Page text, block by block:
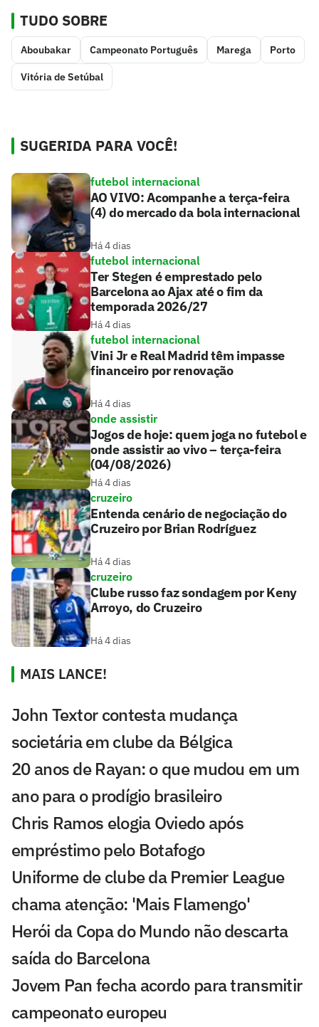
TUDO SOBRE
Aboubakar Campeonato Português Marega Porto
Vitória de Setúbal
SUGERIDA PARA VOCÊ!
futebol internacional
AO VIVO: Acompanhe a terça-feira
(4) do mercado da bola internacional
Há 4 dias
futebol internacional
Ter Stegen é emprestado pelo
Barcelona ao Ajax até o fim da
temporada 2026/27
Há 4 dias
futebol internacional
Vini Jr e Real Madrid têm impasse
financeiro por renovação
Há 4 dias
onde assistir
Jogos de hoje: quem joga no futebol e
onde assistir ao vivo – terça-feira
(04/08/2026)
Há 4 dias
cruzeiro
Entenda cenário de negociação do
Cruzeiro por Brian Rodríguez
Há 4 dias
cruzeiro
Clube russo faz sondagem por Keny
Arroyo, do Cruzeiro
Há 4 dias
MAIS LANCE!
John Textor contesta mudança
societária em clube da Bélgica
20 anos de Rayan: o que mudou em um
ano para o prodígio brasileiro
Chris Ramos elogia Oviedo após
empréstimo pelo Botafogo
Uniforme de clube da Premier League
chama atenção: 'Mais Flamengo'
Herói da Copa do Mundo não descarta
saída do Barcelona
Jovem Pan fecha acordo para transmitir
campeonato europeu